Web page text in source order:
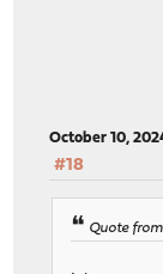
October 10,
#18
Quote